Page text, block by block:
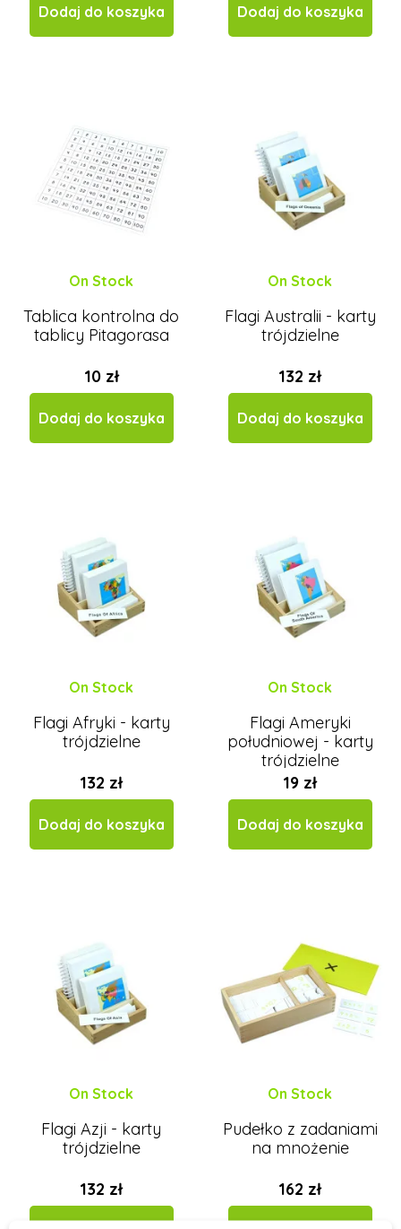
Dodaj do koszyka Dodaj do koszyka
On Stock
Tablica kontrolna do
tablicy Pitagorasa
10 zł
Dodaj do koszyka
On Stock
Flagi Australii - karty
trójdzielne
132 zł
Dodaj do koszyka
On Stock
Flagi Afryki - karty
trójdzielne
132 zł
Dodaj do koszyka
On Stock
Flagi Ameryki
południowej - karty
trójdzielne
19 zł
Dodaj do koszyka
On Stock
Flagi Azji - karty
trójdzielne
132 zł
On Stock
Pudełko z zadaniami
na mnożenie
162 zł